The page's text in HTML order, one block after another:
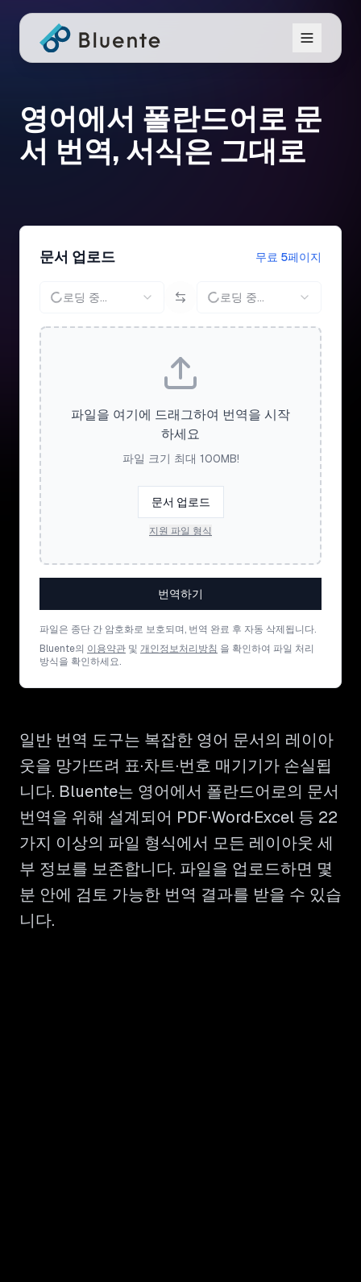
영어에서 폴란드어로 문
서 번역, 서식은 그대로
문서 업로드 무료 5페이지
로딩 중... 로딩 중...
파일을 여기에 드래그하여 번역을 시작
하세요
파일 크기 최대 100MB!
문서 업로드
지원 파일 형식
번역하기
파일은 종단 간 암호화로 보호되며, 번역 완료 후 자동 삭제됩니다.
Bluente의 이용약관 및 개인정보처리방침 을 확인하여 파일 처리
방식을 확인하세요.
일반 번역 도구는 복잡한 영어 문서의 레이아
웃을 망가뜨려 표·차트·번호 매기기가 손실됩
니다. Bluente는 영어에서 폴란드어로의 문서
번역을 위해 설계되어 PDF·Word·Excel 등 22
가지 이상의 파일 형식에서 모든 레이아웃 세
부 정보를 보존합니다. 파일을 업로드하면 몇
분 안에 검토 가능한 번역 결과를 받을 수 있습
니다.